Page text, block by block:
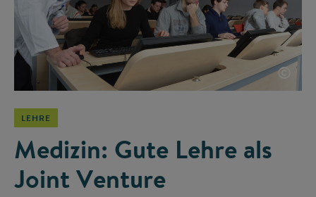
©
LEHRE
Medizin: Gute Lehre als
Joint Venture